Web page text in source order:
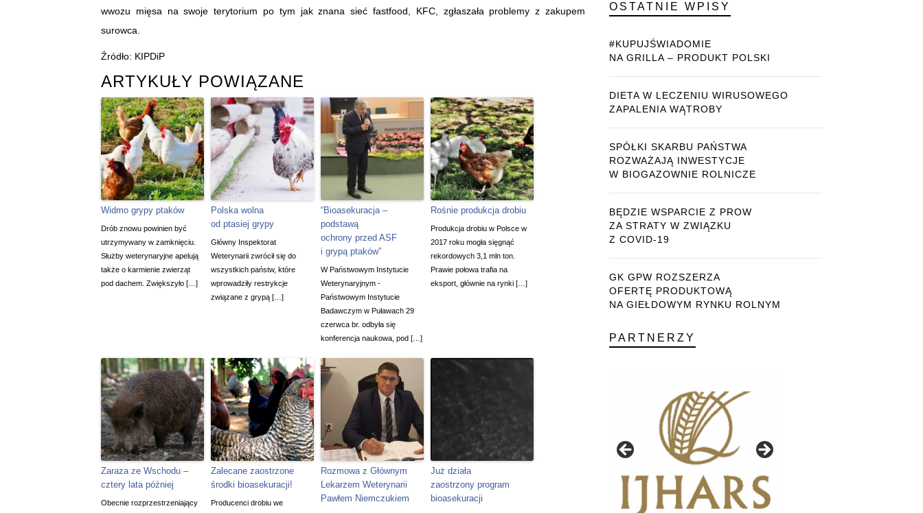
wwozu mięsa na swoje terytorium po tym jak znana sieć fastfood, KFC, zgłaszała problemy z zakupem
surowca.
Źródło: KIPDiP
ARTYKUŁY POWIĄZANE
Widmo grypy ptaków
Drób znowu powinien być
utrzymywany w zamknięciu.
Służby weterynaryjne apelują
także o karmienie zwierząt
pod dachem. Zwiększyło […]
Polska wolna
od ptasiej grypy
Główny Inspektorat
Weterynarii zwrócił się do
wszystkich państw, które
wprowadziły restrykcje
związane z grypą […]
“Bioasekuracja –
podstawą
ochrony przed ASF
i grypą ptaków”
W Państwowym Instytucie
Weterynaryjnym -
Państwowym Instytucie
Badawczym w Puławach 29
czerwca br. odbyła się
konferencja naukowa, pod […]
Rośnie produkcja drobiu
Produkcja drobiu w Polsce w
2017 roku mogła sięgnąć
rekordowych 3,1 mln ton.
Prawie połowa trafia na
eksport, głównie na rynki […]
Zaraza ze Wschodu –
cztery lata później
Obecnie rozprzestrzeniający
Zalecane zaostrzone
środki bioasekuracji!
Producenci drobiu we
Rozmowa z Głównym
Lekarzem Weterynarii
Pawłem Niemczukiem
Już działa
zaostrzony program
bioasekuracji
OSTATNIE WPISY
#KUPUJŚWIADOMIE
NA GRILLA – PRODUKT POLSKI
DIETA W LECZENIU WIRUSOWEGO
ZAPALENIA WĄTROBY
SPÓŁKI SKARBU PAŃSTWA
ROZWAŻAJĄ INWESTYCJE
W BIOGAZOWNIE ROLNICZE
BĘDZIE WSPARCIE Z PROW
ZA STRATY W ZWIĄZKU
Z COVID-19
GK GPW ROZSZERZA
OFERTĘ PRODUKTOWĄ
NA GIEŁDOWYM RYNKU ROLNYM
PARTNERZY